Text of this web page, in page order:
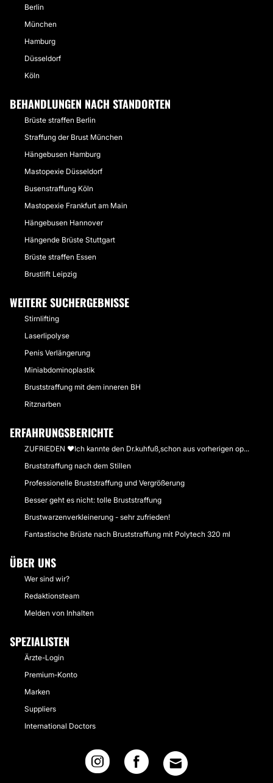
Berlin
München
Hamburg
Düsseldorf
Köln
BEHANDLUNGEN NACH STANDORTEN
Brüste straffen Berlin
Straffung der Brust München
Hängebusen Hamburg
Mastopexie Düsseldorf
Busenstraffung Köln
Mastopexie Frankfurt am Main
Hängebusen Hannover
Hängende Brüste Stuttgart
Brüste straffen Essen
Brustlift Leipzig
WEITERE SUCHERGEBNISSE
Stirnlifting
Laserlipolyse
Penis Verlängerung
Miniabdominoplastik
Bruststraffung mit dem inneren BH
Ritznarben
ERFAHRUNGSBERICHTE
ZUFRIEDEN ❤Ich kannte den Dr.kuhfuß,schon aus vorherigen op...
Bruststraffung nach dem Stillen
Professionelle Bruststraffung und Vergrößerung
Besser geht es nicht: tolle Bruststraffung
Brustwarzenverkleinerung - sehr zufrieden!
Fantastische Brüste nach Bruststraffung mit Polytech 320 ml
ÜBER UNS
Wer sind wir?
Redaktionsteam
Melden von Inhalten
SPEZIALISTEN
Ärzte-Login
Premium-Konto
Marken
Suppliers
International Doctors